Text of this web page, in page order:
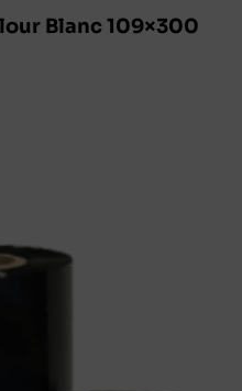
Blanc 109×300